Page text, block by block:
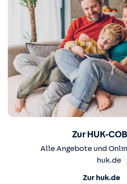
Zur HUK-
Alle Angebote und
huk.de
Zur huk.de